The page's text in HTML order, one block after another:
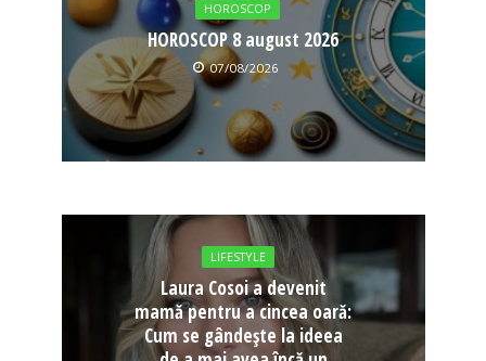
HOROSCOP
HOROSCOP 8 august 2026
07/08/2026
LIFESTYLE
Laura Cosoi a devenit
mamă pentru a cincea oară:
Cum se gândește la ideea